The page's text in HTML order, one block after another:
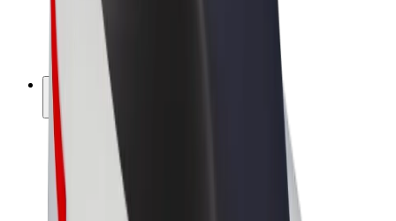
Sähköpyörät
Bolt Plus
Tienaa Boltilla
Kuljettajat
Kuljettajan ansiot
Ruokalähetit